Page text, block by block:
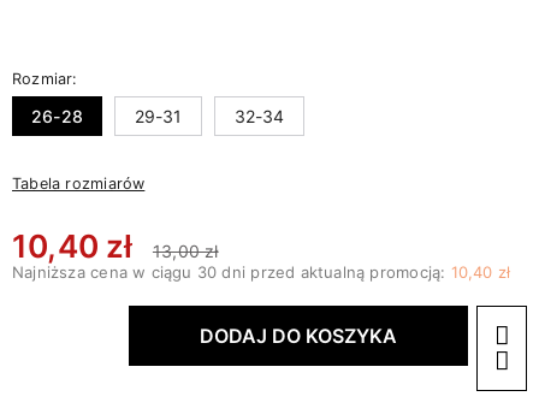
Rozmiar:
26-28 29-31 32-34
Tabela rozmiarów
10,40 zł 13,00 zł
Najniższa cena w ciągu 30 dni przed aktualną promocją: 10,40 zł
DODAJ DO KOSZYKA